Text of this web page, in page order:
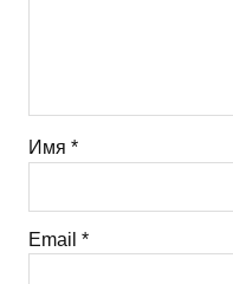
Имя *
Email *